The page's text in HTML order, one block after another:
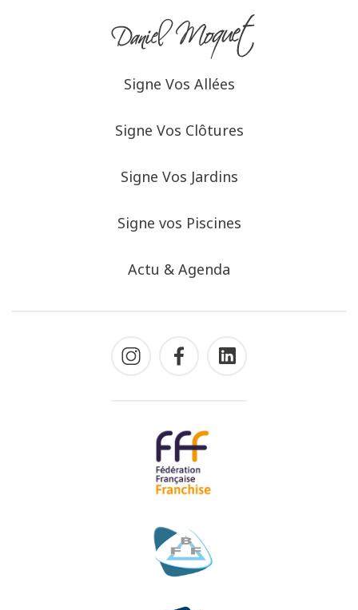
Signe Vos Allées
Signe Vos Clôtures
Signe Vos Jardins
Signe vos Piscines
Actu & Agenda